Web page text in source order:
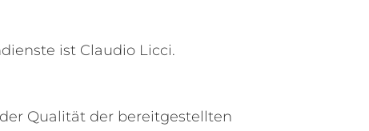
ist Claudio Licci.
Qualität der bereitgestellten